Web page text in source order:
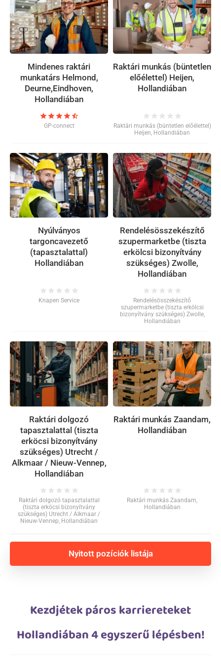
Mindenes raktári
munkatárs Helmond,
Deurne,Eindhoven,
Hollandiában
starstarstarstarstar_half
GP-connect
Raktári munkás (büntetlen
előélettel) Heijen,
Hollandiában
star star star star star
Raktári munkás (büntetlen előélettel)
Heijen, Hollandiában
Nyúlványos
targoncavezető
(tapasztalattal)
Hollandiában
star star star star star
Knapen Service
Rendelésösszekészítő
szupermarketbe (tiszta
erkölcsi bizonyítvány
szükséges) Zwolle,
Hollandiában
star star star star star
Rendelésösszekészítő
szupermarketbe (tiszta erkölcsi
bizonyítvány szükséges) Zwolle,
Hollandiában
Raktári dolgozó
tapasztalattal (tiszta
erköcsi bizonyítvány
szükséges) Utrecht /
Alkmaar / Nieuw-Vennep,
Hollandiában
star star star star star
Raktári dolgozó tapasztalattal
(tiszta erköcsi bizonyítvány
szükséges) Utrecht / Alkmaar /
Nieuw-Vennep, Hollandiában
Raktári munkás Zaandam,
Hollandiában
star star star star star
Raktári munkás Zaandam,
Hollandiában
Nyitott pozíciók listája
Kezdjétek páros karriereteket
Hollandiában 4 egyszerű lépésben!